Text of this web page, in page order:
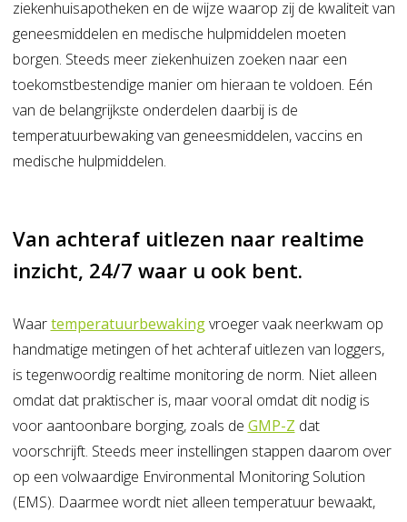
ziekenhuisapotheken en de wijze waarop zij de kwaliteit van
geneesmiddelen en medische hulpmiddelen moeten
borgen. Steeds meer ziekenhuizen zoeken naar een
toekomstbestendige manier om hieraan te voldoen. Eén
van de belangrijkste onderdelen daarbij is de
temperatuurbewaking van geneesmiddelen, vaccins en
medische hulpmiddelen.
Van achteraf uitlezen naar realtime
inzicht, 24/7 waar u ook bent.
Waartemperatuurbewakingvroeger vaak neerkwam op
handmatige metingen of het achteraf uitlezen van loggers,
is tegenwoordig realtime monitoring de norm. Niet alleen
omdat dat praktischer is, maar vooral omdat dit nodig is
voor aantoonbare borging, zoals de GMP-Z dat
voorschrijft. Steeds meer instellingen stappen daarom over
op een volwaardige Environmental Monitoring Solution
(EMS). Daarmee wordt niet alleen temperatuur bewaakt,